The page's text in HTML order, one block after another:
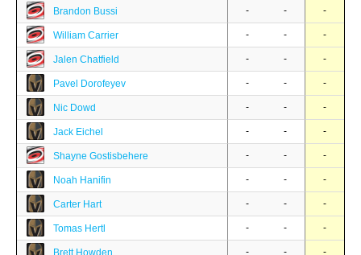
Brandon Bussi - - -
William Carrier - - -
Jalen Chatfield - - -
Pavel Dorofeyev - - -
Nic Dowd - - -
Jack Eichel - - -
Shayne Gostisbehere - - -
Noah Hanifin - - -
Carter Hart - - -
Tomas Hertl - - -
Brett Howden - - -